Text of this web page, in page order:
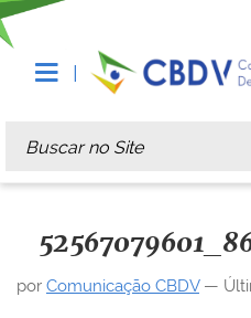
Busca
Busca Avançada…
por Comunicação CBDV—